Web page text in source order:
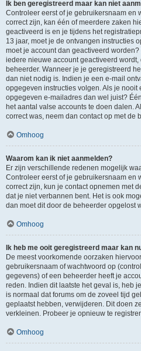
Ik ben geregistreerd maar kan niet
Controleer eerst of je gebruikersnaam en
correct zijn, kan één of meerdere zaken
geactiveerd is en je tijdens het
13 jaar, moet je de ontvangen instructies
moet je account dan geactiveerd
iedere nieuwe account geactiveerd
beheerder. Wanneer je je geregistreerd
dan niet nodig is. Indien je een e-mail
opgegeven instructies volgen. Als je
opgegeven e-mailadres dan wel juist?
het aantal valse accounts te doen dalen.
correct was, neem dan contact op met de
Omhoog
Waarom kan ik niet aanmelden?
Er zijn verschillende redenen mogelijk
Controleer eerst of je gebruikersnaam en
correct zijn, kun je contact opnemen met
dat je niet verbannen bent. Het is ook
dan moet dit door de beheerder opgelost
Omhoog
Ik heb me ooit geregistreerd maar kan
De meest voorkomende oorzaken
gebruikersnaam of wachtwoord op
gegevens) of een beheerder heeft je
reden. Indien dit laatste het geval is, heb
is normaal dat forums om de zoveel tijd
geplaatst hebben, verwijderen. Dit doen
verkleinen. Probeer je opnieuw te
Omhoog